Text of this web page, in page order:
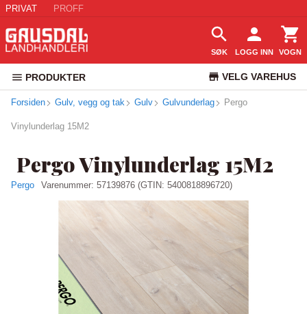
PRIVAT PROFF
SØK LOGG INN VOGN
PRODUKTER VELG VAREHUS
KUNDESERVICE
Forsiden Gulv, vegg og tak Gulv Gulvunderlag Pergo
Vinylunderlag 15M2
Pergo Vinylunderlag 15M2
Pergo Varenummer: 57139876 (GTIN: 5400818896720)